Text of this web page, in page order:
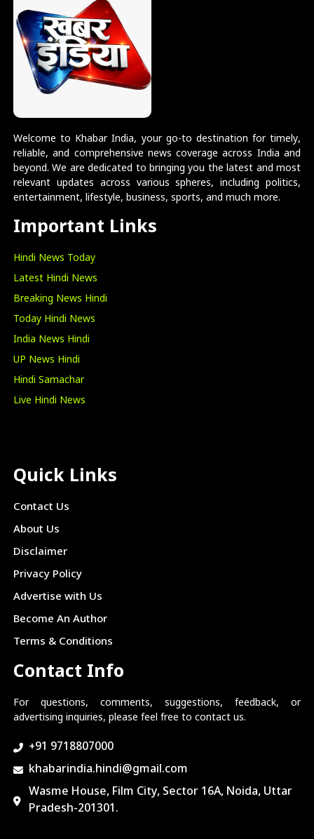
Welcome to Khabar India, your go-to destination for timely,
reliable, and comprehensive news coverage across India and
beyond. We are dedicated to bringing you the latest and most
relevant updates across various spheres, including politics,
entertainment, lifestyle, business, sports, and much more.
Important Links
Hindi News Today
Latest Hindi News
Breaking News Hindi
Today Hindi News
India News Hindi
UP News Hindi
Hindi Samachar
Live Hindi News
Quick Links
Contact Us
About Us
Disclaimer
Privacy Policy
Advertise with Us
Become An Author
Terms & Conditions
Contact Info
For questions, comments, suggestions, feedback, or
advertising inquiries, please feel free to contact us.
+91 9718807000
khabarindia.hindi@gmail.com
Wasme House, Film City, Sector 16A, Noida, Uttar
Pradesh-201301.